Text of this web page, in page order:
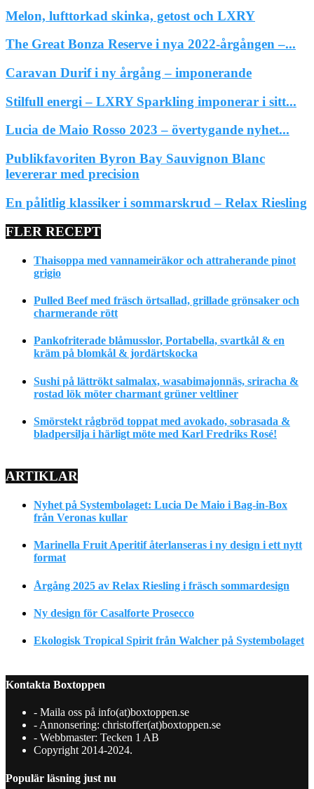
Melon, lufttorkad skinka, getost och LXRY
The Great Bonza Reserve i nya 2022-årgången –...
Caravan Durif i ny årgång – imponerande
Stilfull energi – LXRY Sparkling imponerar i sitt...
Lucia de Maio Rosso 2023 – övertygande nyhet...
Publikfavoriten Byron Bay Sauvignon Blanc
levererar med precision
En pålitlig klassiker i sommarskrud – Relax Riesling
FLER RECEPT
Thaisoppa med vannameiräkor och attraherande pinot
grigio
Pulled Beef med fräsch örtsallad, grillade grönsaker och
charmerande rött
Pankofriterade blåmusslor, Portabella, svartkål & en
kräm på blomkål & jordärtskocka
Sushi på lättrökt salmalax, wasabimajonnäs, sriracha &
rostad lök möter charmant grüner veltliner
Smörstekt rågbröd toppat med avokado, sobrasada &
bladpersilja i härligt möte med Karl Fredriks Rosé!
ARTIKLAR
Nyhet på Systembolaget: Lucia De Maio i Bag-in-Box
från Veronas kullar
Marinella Fruit Aperitif återlanseras i ny design i ett nytt
format
Årgång 2025 av Relax Riesling i fräsch sommardesign
Ny design för Casalforte Prosecco
Ekologisk Tropical Spirit från Walcher på Systembolaget
Kontakta Boxtoppen
- Maila oss på info(at)boxtoppen.se
- Annonsering: christoffer(at)boxtoppen.se
- Webbmaster: Tecken 1 AB
Copyright 2014-2024.
Populär läsning just nu